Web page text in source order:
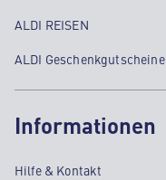
ALDI REISEN
ALDI Geschenkgutscheine
Informationen
Hilfe & Kontakt